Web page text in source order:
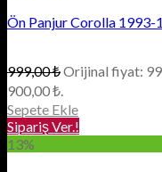
Ön Panjur Corolla
999,00₺Orijinal fiyat:
900,00 ₺.
Sepete Ekle
Sipariş Ver.!
13%